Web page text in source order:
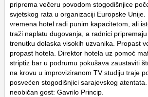
priprema večeru povodom stogodišnjice
svjetskog rata u organizaciji Europske Unije.
vremena hotel radi punim kapacitetom, ali
traži naplatu dugovanja, a radnici
trenutku dolaska visokih uzvanika. Propast
propast hotela. Direktor hotela uz pomoć
striptiz bar u podrumu pokušava zaustaviti
na krovu u improviziranom TV studiju traje
posvećen stogodišnjici sarajevskog
neobičan gost: Gavrilo Princip.